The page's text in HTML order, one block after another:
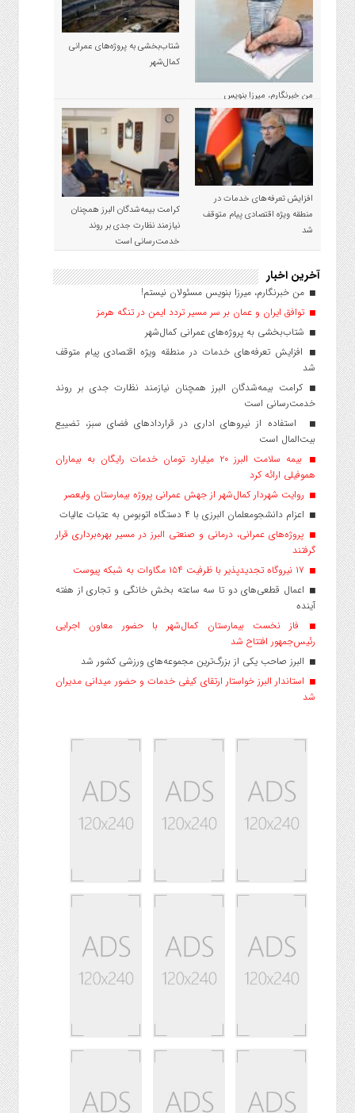
من خبرنگارم، میرزا بنویس
مسئولان نیستم!
شتاب‌بخشی به پروژه‌های عمرانی
کمال‌شهر
افزایش تعرفه‌های خدمات در
منطقه ویژه اقتصادی پیام متوقف
شد
کرامت بیمه‌شدگان البرز همچنان
نیازمند نظارت جدی بر روند
خدمت‌رسانی است
آخرین اخبار
من خبرنگارم، میرزا بنویس مسئولان نیستم!
توافق ایران و عمان بر سر مسیر تردد ایمن در تنگه هرمز
شتاب‌بخشی به پروژه‌های عمرانی کمال‌شهر
افزایش تعرفه‌های خدمات در منطقه ویژه اقتصادی پیام متوقف
شد
کرامت بیمه‌شدگان البرز همچنان نیازمند نظارت جدی بر روند
خدمت‌رسانی است
استفاده از نیروهای اداری در قراردادهای فضای سبز، تضییع
بیت‌المال است
بیمه سلامت البرز ۲۰ میلیارد تومان خدمات رایگان به بیماران
هموفیلی ارائه کرد
روایت شهردار کمال‌شهر از جهش عمرانی پروژه بیمارستان ولیعصر
اعزام دانشجو‌معلمان البرزی با ۴ دستگاه اتوبوس به عتبات عالیات
پروژه‌های عمرانی، درمانی و صنعتی البرز در مسیر بهره‌برداری قرار
گرفتند
اعمال قطعی‌های دو تا سه ساعته بخش خانگی و تجاری از هفته
آینده
فاز نخست بیمارستان کمال‌شهر با حضور معاون اجرایی
رئیس‌جمهور افتتاح شد
البرز صاحب یکی از بزرگ‌ترین مجموعه‌های ورزشی کشور شد
استاندار البرز خواستار ارتقای کیفی خدمات و حضور میدانی مدیران
شد